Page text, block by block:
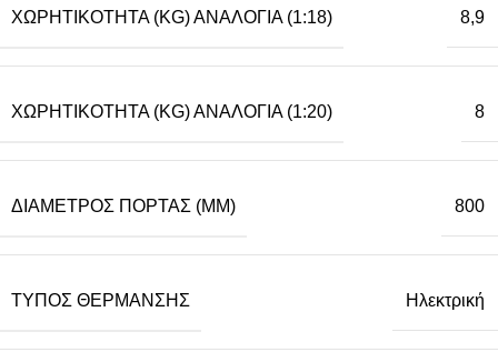
ΧΩΡΗΤΙΚΌΤΗΤΑ (KG) ΑΝΑΛΟΓΊΑ (1:18) 8,9
ΧΩΡΗΤΙΚΌΤΗΤΑ (KG) ΑΝΑΛΟΓΊΑ (1:20) 8
ΔΙΆΜΕΤΡΟΣ ΠΌΡΤΑΣ (MM) 800
ΤΎΠΟΣ ΘΈΡΜΑΝΣΗΣ Ηλεκτρική